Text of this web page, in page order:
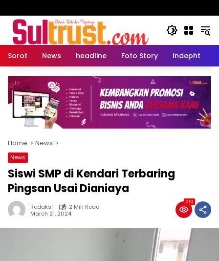
Sorot News headline Foto Story Indepht
Home News
News
Siswi SMP di Kendari Terbaring
Pingsan Usai Dianiaya
Redaksi
2 Min Read
March 21, 2024
919